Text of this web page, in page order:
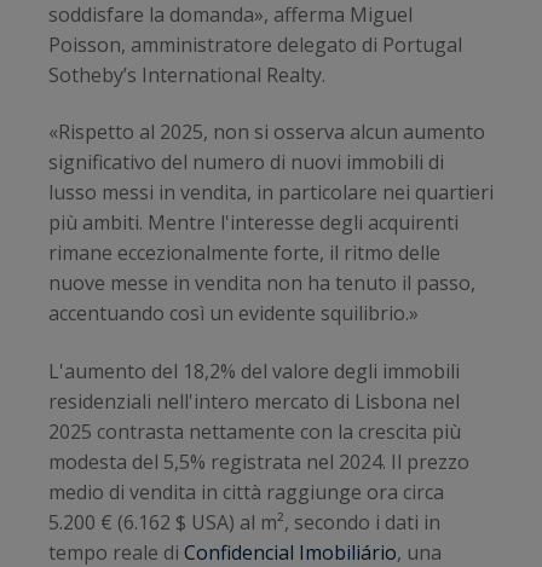
soddisfare la domanda», afferma Miguel
Poisson, amministratore delegato di Portugal
Sotheby’s International Realty.
«Rispetto al 2025, non si osserva alcun aumento
significativo del numero di nuovi immobili di
lusso messi in vendita, in particolare nei quartieri
più ambiti. Mentre l'interesse degli acquirenti
rimane eccezionalmente forte, il ritmo delle
nuove messe in vendita non ha tenuto il passo,
accentuando così un evidente squilibrio.»
L'aumento del 18,2% del valore degli immobili
residenziali nell'intero mercato di Lisbona nel
2025 contrasta nettamente con la crescita più
modesta del 5,5% registrata nel 2024. Il prezzo
medio di vendita in città raggiunge ora circa
5.200 € (6.162 $ USA) al m², secondo i dati in
tempo reale di Confidencial Imobiliário, una